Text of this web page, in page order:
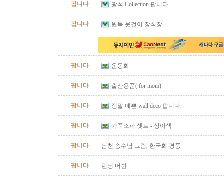
팝니다 광석 Collection 팝니다
팝니다 원목 옷걸이 장식장
팝니다 운동화
팝니다 출산용품( for mom)
팝니다 정말 예쁜 wall deco 팝니다.
팝니다 가죽소파 셋트 - 상아색
팝니다 남천 송수남 그림, 한국화 평풍
팝니다 런닝 머쉰